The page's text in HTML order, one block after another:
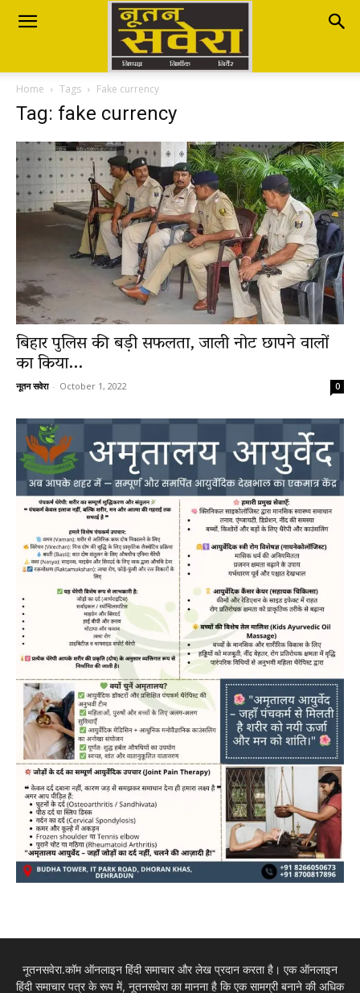
Nutan
Savera
नूतन
Breaking
News
LIVE
Home Tags Fake currency
Tag: fake currency
बिहार पुलिस की बड़ी सफलता, जाली नोट छापने वालों
का किया...
नूतन सवेरा - October 1, 2022 0
नूतनसवेरा.कॉम ऑनलाइन हिंदी समाचार और लेख प्रदान करता है। एक ऑनलाइन
हिंदी समाचार पत्र के रूप में, नूतनसवेरा का मानना है कि एक सामग्री बनाने की अधिक